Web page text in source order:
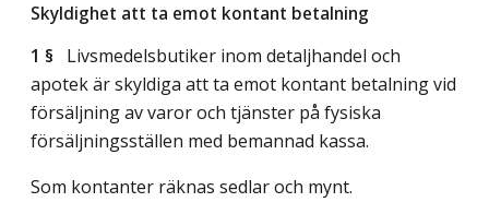
Skyldighet att ta emot kontant betalning
1 § Livsmedelsbutiker inom detaljhandel och
apotek är skyldiga att ta emot kontant betalning vid
försäljning av varor och tjänster på fysiska
försäljningsställen med bemannad kassa.
Som kontanter räknas sedlar och mynt.